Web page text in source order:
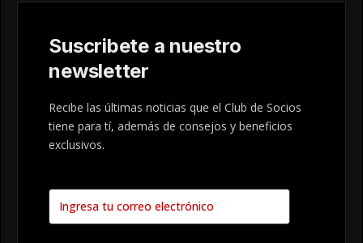
Suscribete a nuestro
newsletter
Recibe las últimas noticias que el Club de Socios
tiene para tí, además de consejos y beneficios
exclusivos.